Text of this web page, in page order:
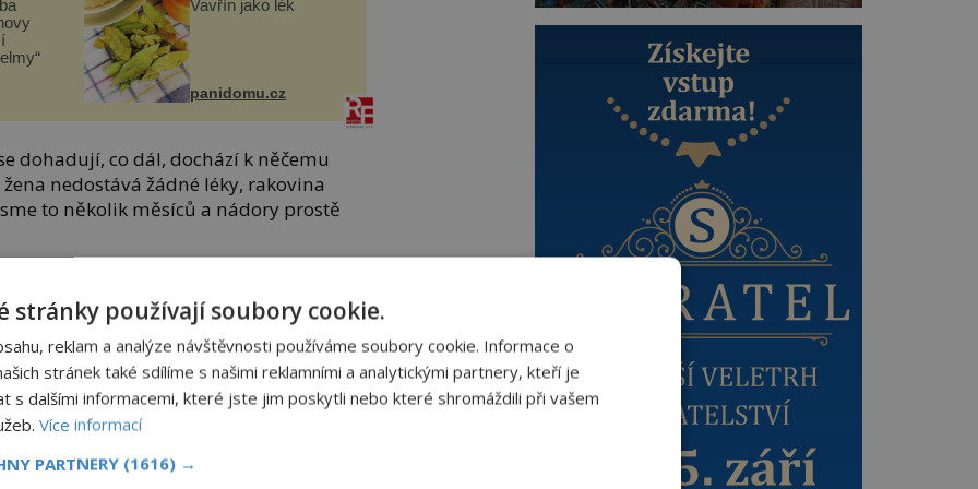
Vavřín jako lék
panidomu.cz
dohadují, co dál, dochází k něčemu
nedostává žádné léky, rakovina
to několik měsíců a nádory prostě
bez rakoviny,“popisuje pacientčin stav
sv. Jakuba v DublinuAlan Irvine.
že ji uzdravil Bůh. Takové
přijmout.
vyléčení z rakoviny u
„Ukazuje to, že pro tělo je možné zbavit
vzácné“ tvrdí Irvine.
stránky používají soubory cookie.
reklam a analýze návštěvnosti používáme soubory cookie. Informace o
stránek také sdílíme s našimi reklamními a analytickými partnery, kteří je
s dalšími informacemi, které jste jim poskytli nebo které shromáždili při vašem
Více informací
PARTNERY (1616) →